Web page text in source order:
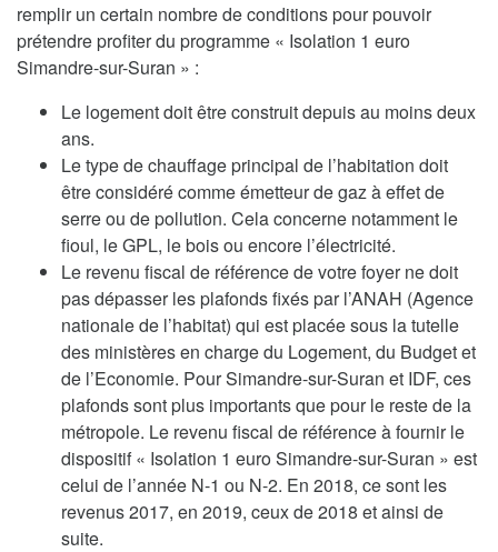
remplir un certain nombre de conditions pour pouvoir
prétendre profiter du programme « Isolation 1 euro
Simandre-sur-Suran » :
Le logement doit être construit depuis au moins deux
ans.
Le type de chauffage principal de l’habitation doit
être considéré comme émetteur de gaz à effet de
serre ou de pollution. Cela concerne notamment le
fioul, le GPL, le bois ou encore l’électricité.
Le revenu fiscal de référence de votre foyer ne doit
pas dépasser les plafonds fixés par l’ANAH (Agence
nationale de l’habitat) qui est placée sous la tutelle
des ministères en charge du Logement, du Budget et
de l’Economie. Pour Simandre-sur-Suran et IDF, ces
plafonds sont plus importants que pour le reste de la
métropole. Le revenu fiscal de référence à fournir le
dispositif « Isolation 1 euro Simandre-sur-Suran » est
celui de l’année N-1 ou N-2. En 2018, ce sont les
revenus 2017, en 2019, ceux de 2018 et ainsi de
suite.